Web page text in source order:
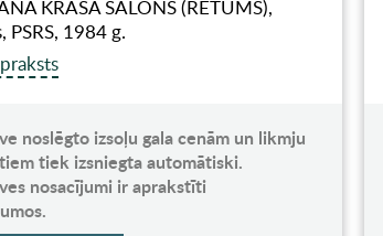
KRASA SALONS (RETUMS),
PSRS, 1984 g.
noslēgto izsoļu gala cenām un likmju
tiek izsniegta automātiski.
nosacījumi ir aprakstīti